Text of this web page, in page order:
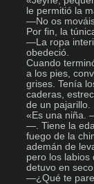
le permitió la
—No os
Por fin, la
—La ropa
obedeció.
Cuando
a los pies,
grises. Tenía
caderas,
de un pajarillo.
«Es una niña.
—. Tiene la
fuego de la
ademán de
pero los labios
detuvo en
—¿Qué te